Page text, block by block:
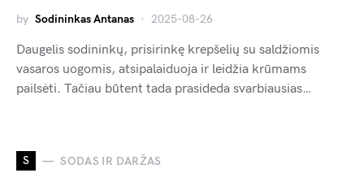
by Sodininkas Antanas 2025-08-26
Daugelis sodininkų, prisirinkę krepšelių su saldžiomis
vasaros uogomis, atsipalaiduoja ir leidžia krūmams
pailsėti. Tačiau būtent tada prasideda svarbiausias…
S SODAS IR DARŽAS